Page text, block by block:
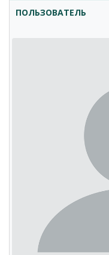
ПОЛЬЗОВАТЕЛЬ